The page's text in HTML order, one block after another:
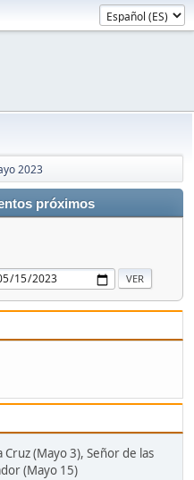
2023
próximos
Cruz (Mayo 3), Señor de las
(Mayo 15)